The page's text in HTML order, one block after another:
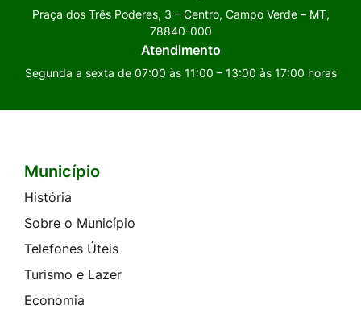
Praça dos Três Poderes, 3 – Centro, Campo Verde – MT,
78840-000
Atendimento
Segunda a sexta de 07:00 às 11:00 – 13:00 às 17:00 horas
Seção do Rodapé e Contato
Município
História
Sobre o Município
Telefones Úteis
Turismo e Lazer
Economia